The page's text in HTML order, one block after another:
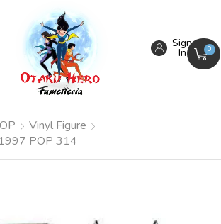
Sign
In 0
Vinyl Figure
POP 314